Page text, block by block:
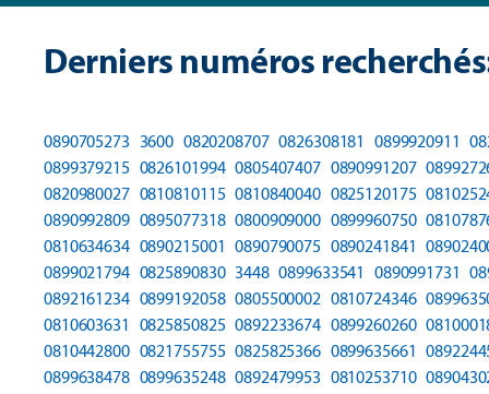
Derniers numéros
0890705273 3600 0820208707 0826308181 0899920911
0899379215 0826101994 0805407407 0890991207
0820980027 0810810115 0810840040 0825120175
0890992809 0895077318 0800909000 0899960750
0810634634 0890215001 0890790075 0890241841
0899021794 0825890830 3448 0899633541 0890991731
0892161234 0899192058 0805500002 0810724346
0810603631 0825850825 0892233674 0899260260
0810442800 0821755755 0825825366 0899635661
0899638478 0899635248 0892479953 0810253710